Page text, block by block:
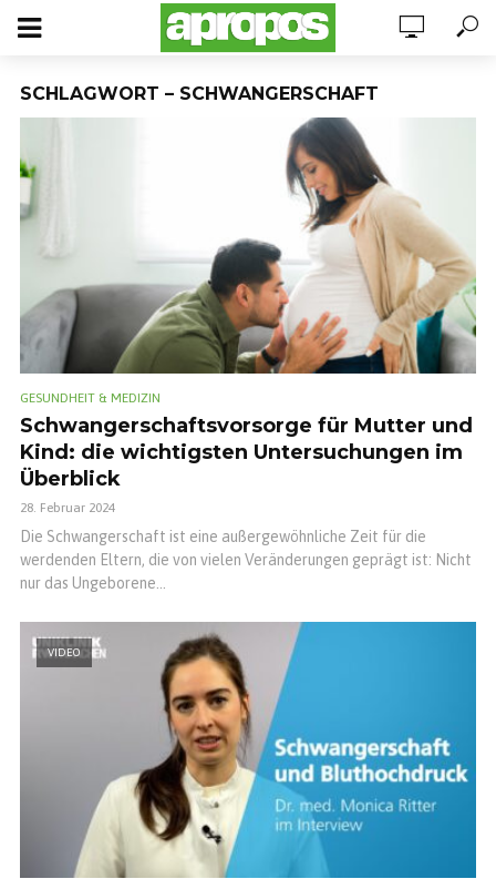
SCHLAGWORT – SCHWANGERSCHAFT
GESUNDHEIT & MEDIZIN
Schwangerschaftsvorsorge für Mutter und
Kind: die wichtigsten Untersuchungen im
Überblick
28. Februar 2024
Die Schwangerschaft ist eine außergewöhnliche Zeit für die
werdenden Eltern, die von vielen Veränderungen geprägt ist: Nicht
nur das Ungeborene...
VIDEO